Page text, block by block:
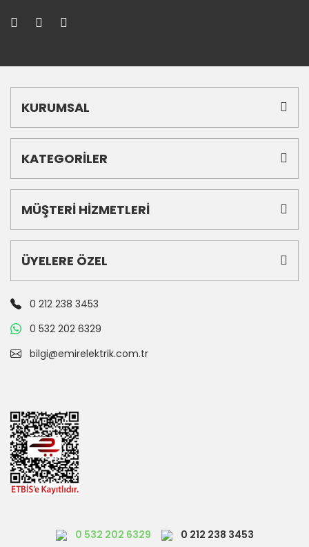
KURUMSAL
KATEGORİLER
MÜŞTERİ HİZMETLERİ
ÜYELERE ÖZEL
0 212 238 3453
0 532 202 6329
bilgi@emirelektrik.com.tr
0 532 202 6329 0 212 238 3453